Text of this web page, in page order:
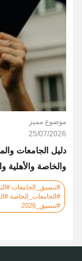
موضوع مميز
25/07/2026
والخاصة والأهلية
#تنسيق_الجامعات
#الجامعات_الخاصة
#تنسيق_2026